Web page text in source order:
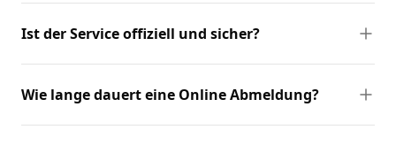
Ist der Service offiziell und sicher?
Wie lange dauert eine Online Abmeldung?